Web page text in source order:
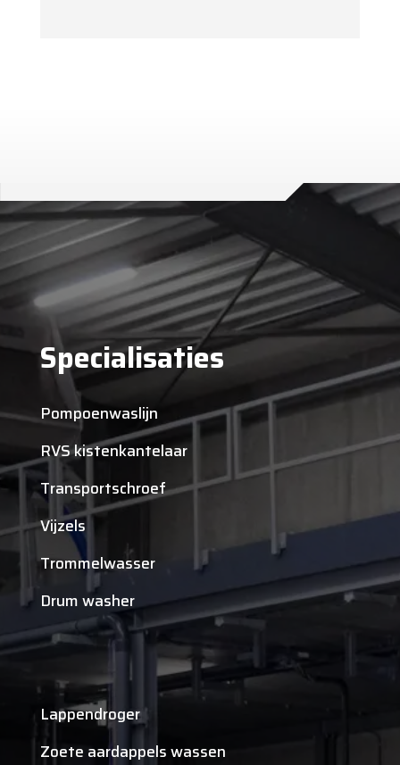
Specialisaties
Pompoenwaslijn
RVS kistenkantelaar
Transportschroef
Vijzels
Trommelwasser
Drum washer
Lappendroger
Zoete aardappels wassen